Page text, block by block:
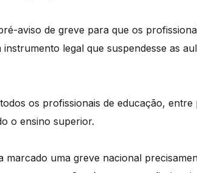
aviso de greve para que os
legal que suspendesse as
os profissionais de educação,
o ensino superior.
marcado uma greve nacional